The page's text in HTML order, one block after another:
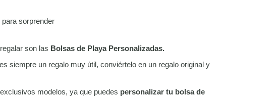
sorprender
son las Bolsas de Playa Personalizadas.
siempre un regalo muy útil, conviértelo en un regalo original y
modelos, ya que puedes personalizar tu bolsa de